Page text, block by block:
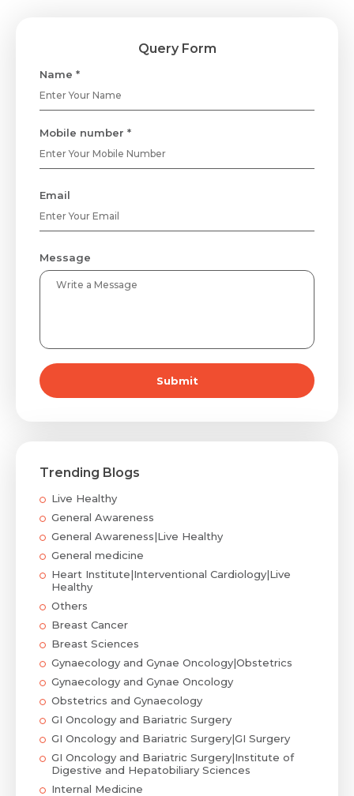
Query Form
Name *
Mobile number *
Email
Message
Submit
Trending Blogs
Live Healthy
General Awareness
General Awareness|Live Healthy
General medicine
Heart Institute|Interventional Cardiology|Live
Healthy
Others
Breast Cancer
Breast Sciences
Gynaecology and Gynae Oncology|Obstetrics
Gynaecology and Gynae Oncology
Obstetrics and Gynaecology
GI Oncology and Bariatric Surgery
GI Oncology and Bariatric Surgery|GI Surgery
GI Oncology and Bariatric Surgery|Institute of
Digestive and Hepatobiliary Sciences
Internal Medicine